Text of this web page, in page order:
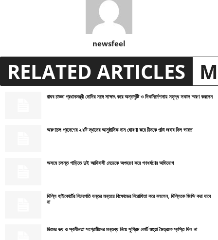
newsfeel
RELATED ARTICLES
রাঘব চাড্ডা প্রধানমন্ত্রী মোদির সঙ্গে সাক্ষাৎ করে অন্তর্দৃষ্টি ও দিকনির্দেশনায় সমৃদ্ধ সকাল স্মরণ করলেন
অরুণাচল প্রদেশের ২৭টি স্থানের আনুষ্ঠানিক নাম ঘোষণা করে চীনকে পাল্টা জবাব দিল ভারত
অসমে চলন্ত গাড়িতে দুই আদিবাসী মেয়েকে অপহরণ করে গণধর্ষণের অভিযোগ
দিল্লি হাইকোর্টের বিচারপতি যন্তর মন্তরে বিক্ষোভের বিরোধিতা করে বললেন, দিল্লিকে জিম্মি করা যাবে
না
ডিমের ভয় ও স্বাধীনতা সংগ্রামীদের মন্তব্য নিয়ে সুপ্রিম কোর্ট মহুয়া মৈত্রকে স্বস্তি দিল না